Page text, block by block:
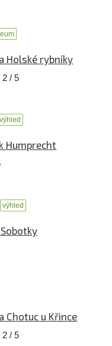
Holské rybníky
2 / 5
výhled
Humprecht
výhled
Chotuc u Křince
2 / 5